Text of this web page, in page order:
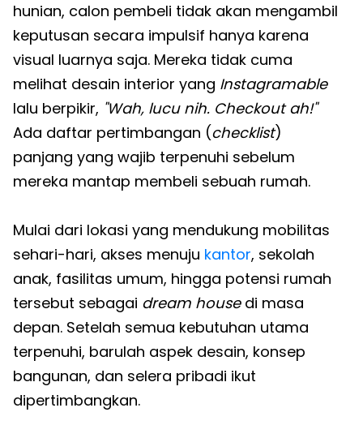
hunian, calon pembeli tidak akan mengambil
keputusan secara impulsif hanya karena
visual luarnya saja. Mereka tidak cuma
melihat desain interior yang Instagramable
lalu berpikir, "Wah, lucu nih. Checkout ah!"
Ada daftar pertimbangan (checklist)
panjang yang wajib terpenuhi sebelum
mereka mantap membeli sebuah rumah.
Mulai dari lokasi yang mendukung mobilitas
sehari-hari, akses menuju kantor, sekolah
anak, fasilitas umum, hingga potensi rumah
tersebut sebagai dream housedi masa
depan. Setelah semua kebutuhan utama
terpenuhi, barulah aspek desain, konsep
bangunan, dan selera pribadi ikut
dipertimbangkan.